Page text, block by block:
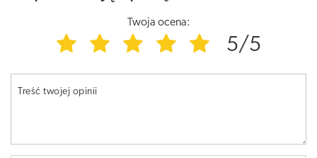
Twoja ocena:
5/5
Treść twojej opinii